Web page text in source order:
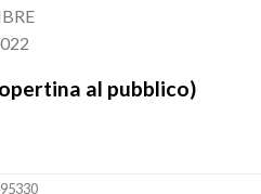
al pubblico)